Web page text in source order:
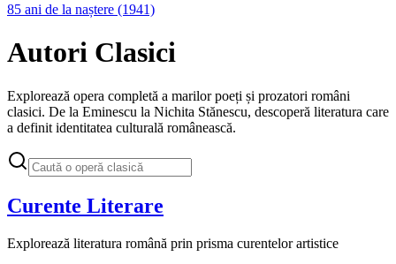
85 ani de la naștere (1941)
Autori Clasici
Explorează opera completă a marilor poeți și prozatori români
clasici. De la Eminescu la Nichita Stănescu, descoperă literatura care
a definit identitatea culturală românească.
Curente Literare
Explorează literatura română prin prisma curentelor artistice